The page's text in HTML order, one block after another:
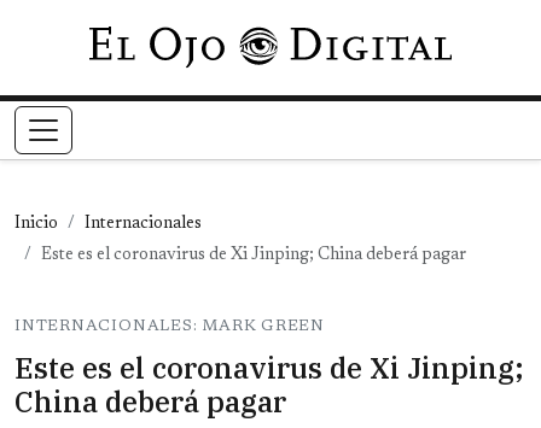
Pasar al contenido principal
Inicio
Internacionales
Este es el coronavirus de Xi Jinping; China deberá pagar
INTERNACIONALES: MARK GREEN
Este es el coronavirus de Xi Jinping;
China deberá pagar